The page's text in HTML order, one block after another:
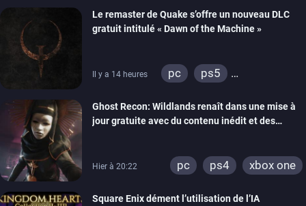
Le remaster de Quake s’offre un nouveau DLC
gratuit intitulé « Dawn of the Machine »
Il y a 14 heures pc
ps5
ps4
xbox one
nintendo 64
Ghost Recon: Wildlands renaît dans une mise à
jour gratuite avec du contenu inédit et des
Hier à 20:22 pc ps4 xbox one
Square Enix dément l’utilisation de l’IA